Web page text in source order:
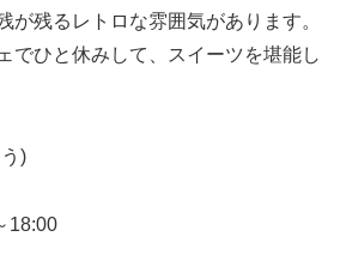
が残るレトロな雰囲気があります。
でひと休みして、スイーツを堪能し
)
18:00